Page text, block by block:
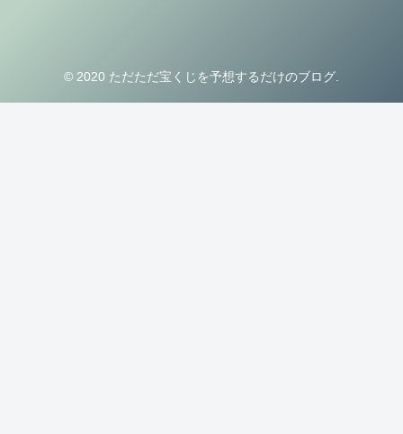
© 2020 ただただ宝くじを予想するだけのブログ.